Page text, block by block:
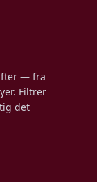
— fra
Filtrer
det